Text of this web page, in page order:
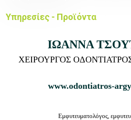
Υπηρεσίες - Προϊόντα
ΙΩΑΝΝΑ
ΧΕΙΡΟΥΡΓΟΣ
www.odontiatros-
Εμφυτευματολόγος,